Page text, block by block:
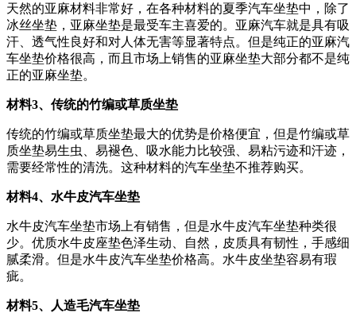
天然的亚麻材料非常好，在各种材料的夏季汽车坐垫中，除了
冰丝坐垫，亚麻坐垫是最受车主喜爱的。亚麻汽车就是具有吸
汗、透气性良好和对人体无害等显著特点。但是纯正的亚麻汽
车坐垫价格很高，而且市场上销售的亚麻坐垫大部分都不是纯
正的亚麻坐垫。
材料3、传统的竹编或草质坐垫
传统的竹编或草质坐垫最大的优势是价格便宜，但是竹编或草
质坐垫易生虫、易褪色、吸水能力比较强、易粘污迹和汗迹，
需要经常性的清洗。这种材料的汽车坐垫不推荐购买。
材料4、水牛皮汽车坐垫
水牛皮汽车坐垫市场上有销售，但是水牛皮汽车坐垫种类很
少。优质水牛皮座垫色泽生动、自然，皮质具有韧性，手感细
腻柔滑。但是水牛皮汽车坐垫价格高。水牛皮坐垫容易有瑕
疵。
材料5、人造毛汽车坐垫